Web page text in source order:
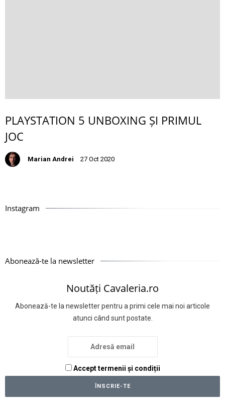
PLAYSTATION 5 UNBOXING ȘI PRIMUL
JOC
Marian Andrei 27 Oct 2020
Instagram
Abonează-te la newsletter
Noutăți Cavaleria.ro
Abonează-te la newsletter pentru a primi cele mai noi articole
atunci când sunt postate.
Accept termenii și condiții